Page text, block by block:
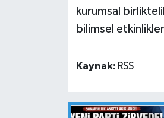
kurumsal
bilimsel
Kaynak: RSS